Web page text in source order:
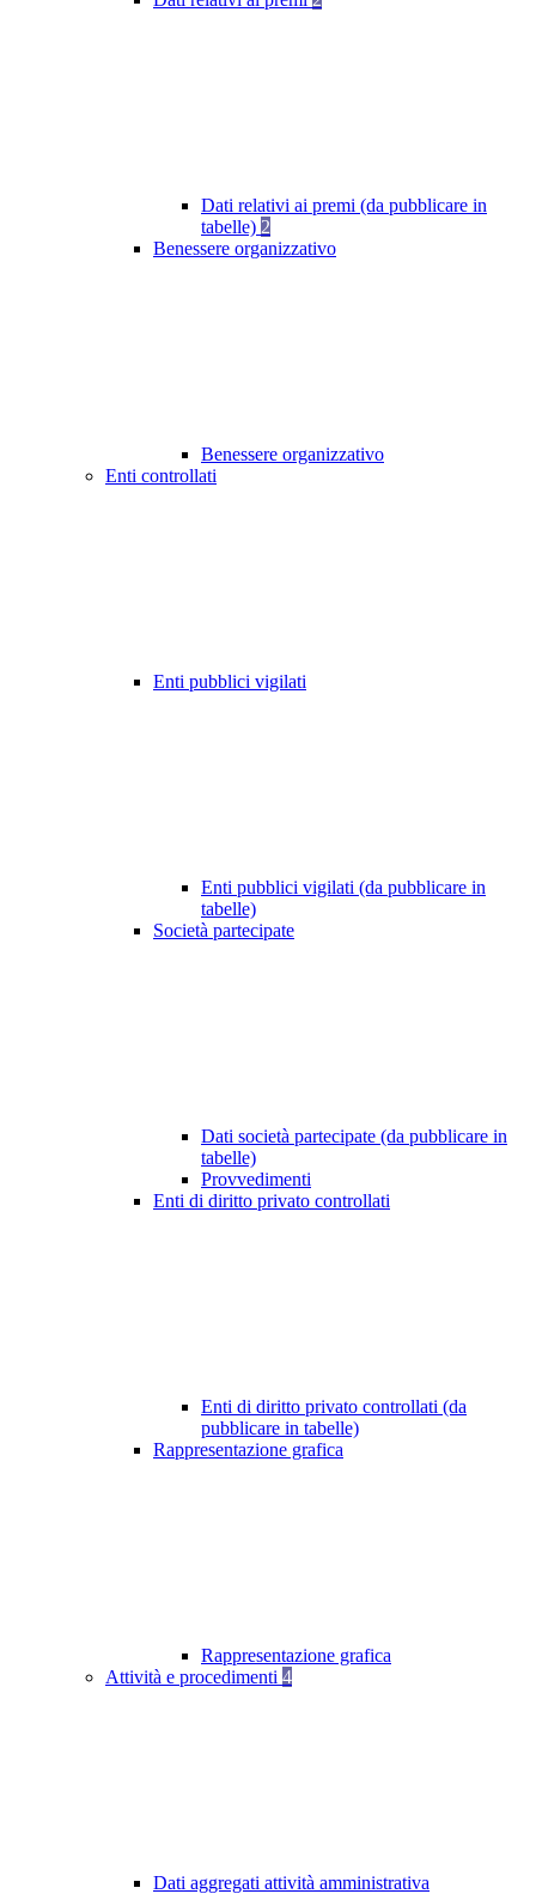
Dati relativi ai premi (da pubblicare in
tabelle) 2
Benessere organizzativo
Benessere organizzativo
Enti controllati
Enti pubblici vigilati
Enti pubblici vigilati (da pubblicare in
tabelle)
Società partecipate
Dati società partecipate (da pubblicare in
tabelle)
Provvedimenti
Enti di diritto privato controllati
Enti di diritto privato controllati (da
pubblicare in tabelle)
Rappresentazione grafica
Rappresentazione grafica
Attività e procedimenti 4
Dati aggregati attività amministrativa